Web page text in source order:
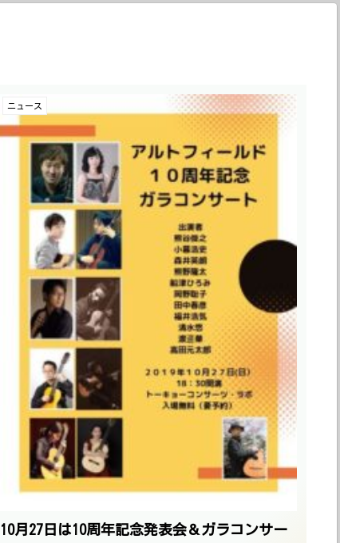
ニュース
10月27日は10周年記念発表会＆ガラコンサー